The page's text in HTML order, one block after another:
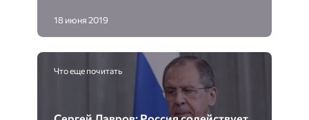
18 июня 2019
Что еще почитать